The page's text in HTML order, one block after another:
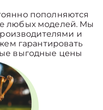
пополняются
любых моделей. Мы
и
гарантировать
выгодные цены